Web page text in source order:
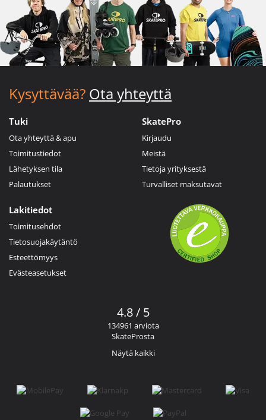
Kysyttävää? Ota yhteyttä
Tuki
Ota yhteyttä & apu
Toimitustiedot
Lähetyksen tila
Palautukset
SkatePro
Kirjaudu
Meistä
Tietoja yrityksestä
Turvalliset maksutavat
Lakitiedot
Toimitusehdot
Tietosuojakäytäntö
Esteettömyys
Evästeasetukset
4.8 / 5
134961 arviota
SkateProsta
Näytä kaikki